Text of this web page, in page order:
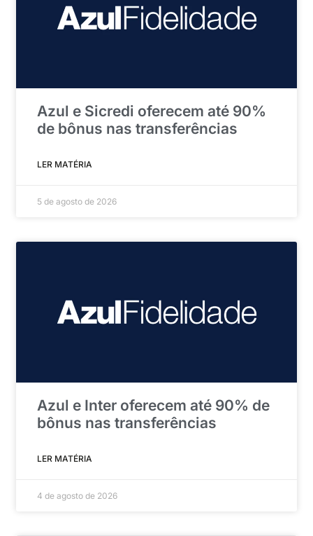
Azul e Sicredi oferecem até 90%
de bônus nas transferências
LER MATÉRIA
5 de agosto de 2026
Azul e Inter oferecem até 90% de
bônus nas transferências
LER MATÉRIA
4 de agosto de 2026